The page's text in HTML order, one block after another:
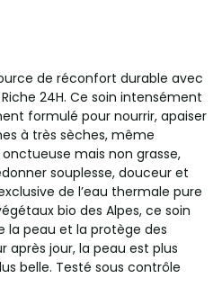
de réconfort durable avec
24H. Ce soin intensément
formulé pour nourrir, apaiser
à très sèches, même
mais non grasse,
souplesse, douceur et
de l’eau thermale pure
bio des Alpes, ce soin
la peau et la protège des
après jour, la peau est plus
belle. Testé sous contrôle